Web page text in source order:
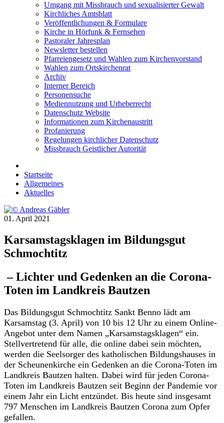
Umgang mit Missbrauch und sexualisierter Gewalt
Kirchliches Amtsblatt
Veröffentlichungen & Formulare
Kirche in Hörfunk & Fernsehen
Pastoraler Jahresplan
Newsletter bestellen
Pfarreiengesetz und Wahlen zum Kirchenvorstand
Wahlen zum Ortskirchenrat
Archiv
Interner Bereich
Personensuche
Mediennutzung und Urheberrecht
Datenschutz Website
Informationen zum Kirchenaustritt
Profanierung
Regelungen kirchlicher Datenschutz
Missbrauch Geistlicher Autorität
Startseite
Allgemeines
Aktuelles
01. April 2021
Karsamstagsklagen im Bildungsgut
Schmochtitz
– Lichter und Gedenken an die Corona-
Toten im Landkreis Bautzen
Das Bildungsgut Schmochtitz Sankt Benno lädt am
Karsamstag (3. April) von 10 bis 12 Uhr zu einem Online-
Angebot unter dem Namen „Karsamstagsklagen“ ein.
Stellvertretend für alle, die online dabei sein möchten,
werden die Seelsorger des katholischen Bildungshauses in
der Scheunenkirche ein Gedenken an die Corona-Toten im
Landkreis Bautzen halten. Dabei wird für jeden Corona-
Toten im Landkreis Bautzen seit Beginn der Pandemie vor
einem Jahr ein Licht entzündet. Bis heute sind insgesamt
797 Menschen im Landkreis Bautzen Corona zum Opfer
gefallen.